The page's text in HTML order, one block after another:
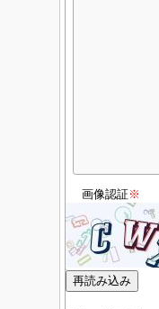
画像認証※